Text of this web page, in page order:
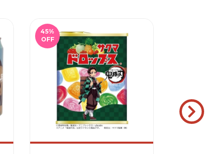
45%
OFF